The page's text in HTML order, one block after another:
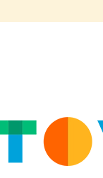
HLEDAT